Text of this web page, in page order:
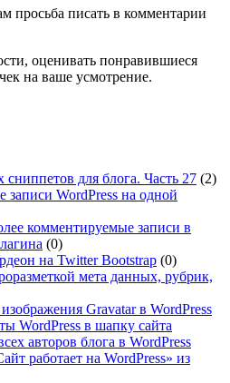
просьба писать в комментарии
оценивать понравившиеся
на ваше усмотрение.
сниппетов для блога. Часть 27 (2)
записи WordPress на одной
комментируемые записи в
(0)
на Twitter Bootstrap (0)
мета данных, рубрик,
Gravatar в WordPress
WordPress в шапку сайта
авторов блога в WordPress
работает на WordPress» из